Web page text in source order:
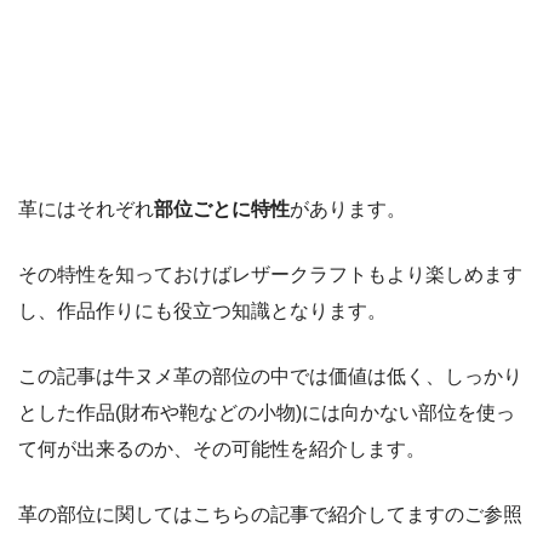
革にはそれぞれ部位ごとに特性があります。
その特性を知っておけばレザークラフトもより楽しめます
し、作品作りにも役立つ知識となります。
この記事は牛ヌメ革の部位の中では価値は低く、しっかり
とした作品(財布や鞄などの小物)には向かない部位を使っ
て何が出来るのか、その可能性を紹介します。
革の部位に関してはこちらの記事で紹介してますのご参照